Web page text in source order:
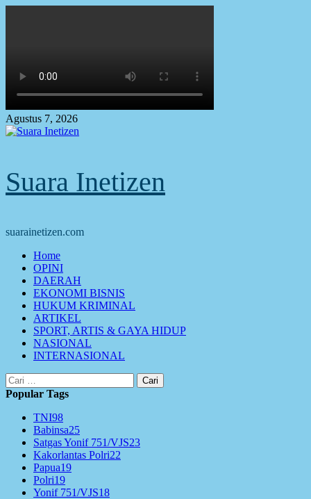
Agustus 7, 2026
Suara Inetizen
suarainetizen.com
Primary
Menu
Home
OPINI
DAERAH
EKONOMI BISNIS
HUKUM KRIMINAL
ARTIKEL
SPORT, ARTIS & GAYA HIDUP
NASIONAL
INTERNASIONAL
Cari
untuk:
Popular Tags
TNI98
Babinsa25
Satgas Yonif 751/VJS23
Kakorlantas Polri22
Papua19
Polri19
Yonif 751/VJS18